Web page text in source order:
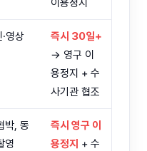
이용정지
영상
즉시 30일+
→ 영구 이
용정지 + 수
사기관 협조
박, 동
영
즉시 영구 이
용정지 + 수